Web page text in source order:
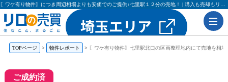
TOPページ 物件レポート 〖ワケ有り物件〗七里駅北口の区画整理地内にて売地を相
ご成約済